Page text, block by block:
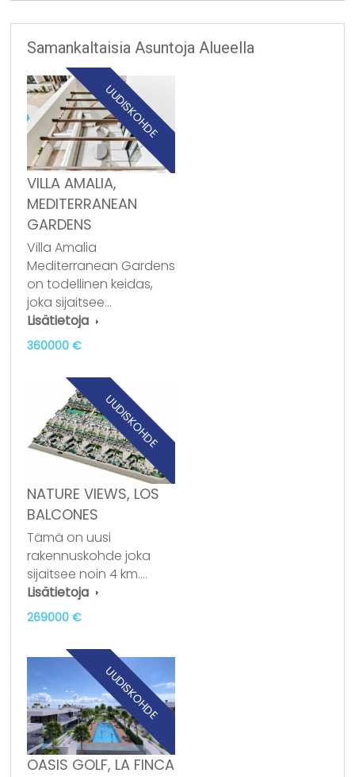
Samankaltaisia Asuntoja Alueella
UUDISKOHDE
VILLA AMALIA,
MEDITERRANEAN
GARDENS
Villa Amalia
Mediterranean Gardens
on todellinen keidas,
joka sijaitsee…
Lisätietoja
360000 €
UUDISKOHDE
NATURE VIEWS, LOS
BALCONES
Tämä on uusi
rakennuskohde joka
sijaitsee noin 4 km.…
Lisätietoja
269000 €
UUDISKOHDE
OASIS GOLF, LA FINCA